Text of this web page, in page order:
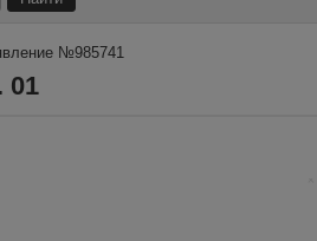
№985741
01